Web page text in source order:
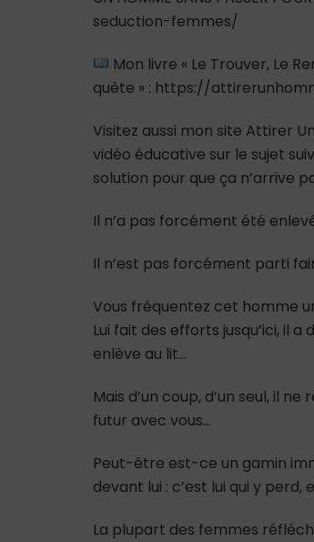
seduction-femmes/
Mon livre « Le Trouver, Le
quête » : https://
Visitez aussi mon site Attirer
vidéo éducative sur le sujet
solution pour que ça n’arrive
Il n’a pas forcément été
Il n’est pas forcément parti
Vous fréquentez cet homme
Lui fait des efforts jusqu’ici, il
enlève au lit…
Mais d’un coup, d’un seul, il
futur avec vous…
Peut-être est-ce un gamin
devant lui : c’est lui qui y
La plupart des femmes